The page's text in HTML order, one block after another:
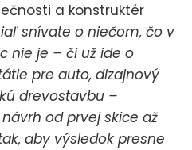
a konstruktér
snívate o niečom, čo v
nie je – či už ide o
pre auto, dizajnový
drevostavbu –
od prvej skice až
aby výsledok presne